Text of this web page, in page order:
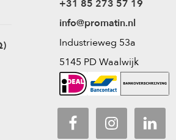
+31 85 273 57 19
info@promatin.nl
Industrieweg 53a
5145 PD Waalwijk